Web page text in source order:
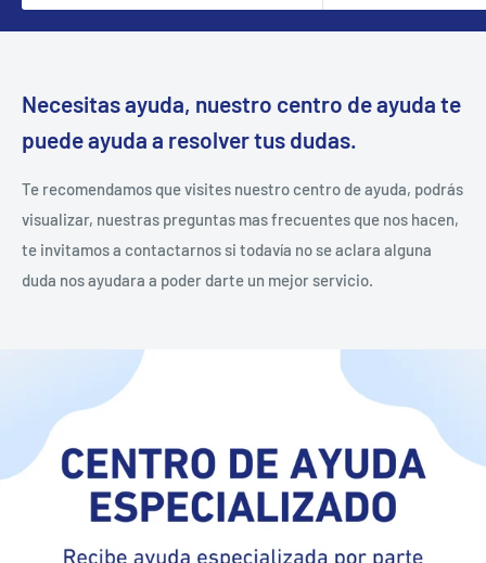
Necesitas ayuda, nuestro centro de ayuda te
puede ayuda a resolver tus dudas.
Te recomendamos que visites nuestro centro de ayuda, podrás
visualizar, nuestras preguntas mas frecuentes que nos hacen,
te invitamos a contactarnos si todavía no se aclara alguna
duda nos ayudara a poder darte un mejor servicio.